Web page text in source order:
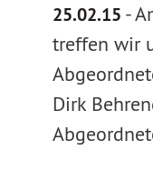
25.02.15 -
treffen wir
Dirk